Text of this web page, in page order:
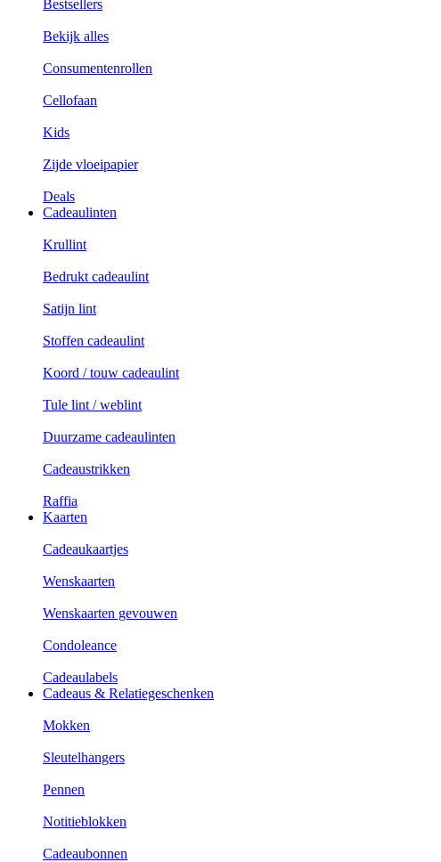
Bestsellers
Bekijk alles
Consumentenrollen
Cellofaan
Kids
Zijde vloeipapier
Deals
Cadeaulinten
Krullint
Bedrukt cadeaulint
Satijn lint
Stoffen cadeaulint
Koord / touw cadeaulint
Tule lint / weblint
Duurzame cadeaulinten
Cadeaustrikken
Raffia
Kaarten
Cadeaukaartjes
Wenskaarten
Wenskaarten gevouwen
Condoleance
Cadeaulabels
Cadeaus & Relatiegeschenken
Mokken
Sleutelhangers
Pennen
Notitieblokken
Cadeaubonnen